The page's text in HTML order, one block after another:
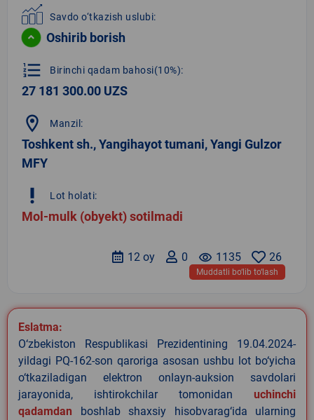
Savdo o‘tkazish uslubi:
Oshirib borish
format_list_numbered Birinchi qadam bahosi(10%):
27 181 300.00 UZS
location_on Manzil:
Toshkent sh., Yangihayot tumani, Yangi Gulzor
MFY
priority_high Lot holati:
Mol-mulk (obyekt) sotilmadi
26
remove_red_eye 1135
0
12 oy
Muddatli bo‘lib to‘lash
Eslatma:
O‘zbekiston Respublikasi Prezidentining 19.04.2024-
yildagi PQ-162-son qaroriga asosan ushbu lot bo‘yicha
o‘tkaziladigan elektron onlayn-auksion savdolari
jarayonida, ishtirokchilar tomonidan uchinchi
qadamdan boshlab shaxsiy hisobvarag‘ida ularning